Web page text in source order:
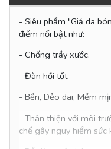
- Siêu phẩm "Giả da
điểm nổi bật như:
- Chống trầy xước.
- Đàn hồi tốt.
- Bền, Dẻo dai, Mềm
- Thân thiện với môi
chế gây nguy hiểm sức